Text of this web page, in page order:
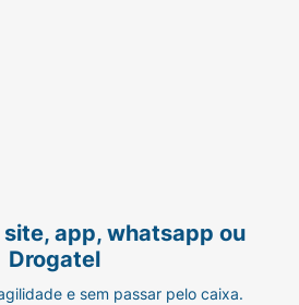
app, whatsapp ou
Drogatel
e sem passar pelo caixa.